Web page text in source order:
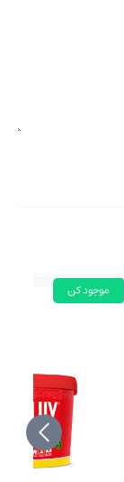
موجود کن